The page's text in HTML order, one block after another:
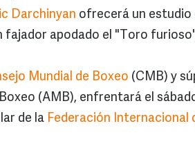
Darchinyan ofrecerá un estudio
fajador apodado el "Toro
Mundial de Boxeo (CMB) y
(AMB), enfrentará el
de la Federación Internacional